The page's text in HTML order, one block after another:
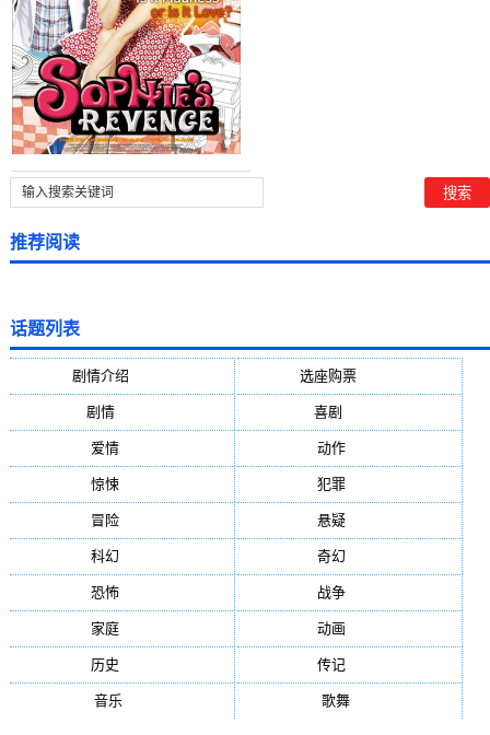
推荐阅读
话题列表
剧情介绍 选座购票(5388)
剧情 喜剧
爱情(887) 动作
惊悚(648) 犯罪
冒险(377) 悬疑
科幻 奇幻
恐怖(236) 战争
家庭(195) 动画
历史 传记
音乐 歌舞(81)